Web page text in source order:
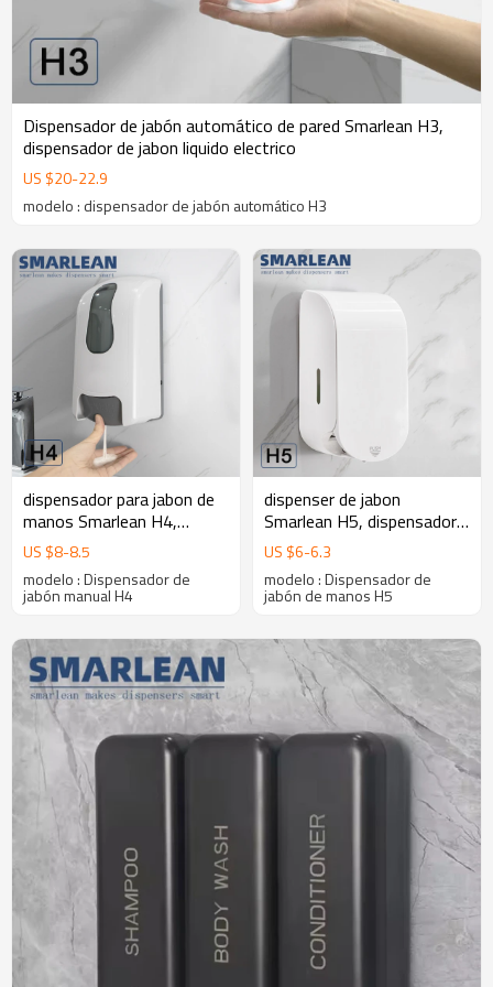
Dispensador de jabón automático de pared Smarlean H3,
dispensador de jabon liquido electrico
US $20-22.9
modelo : dispensador de jabón automático H3
dispensador para jabon de
manos Smarlean H4,
dispensador de espuma
para manos, dispensador
de jabón
US $8-8.5
modelo : Dispensador de
jabón manual H4
dispenser de jabon
Smarlean H5, dispensador
de espuma, dispensador de
jabon liquido, despachador
de jabon
US $6-6.3
modelo : Dispensador de
jabón de manos H5